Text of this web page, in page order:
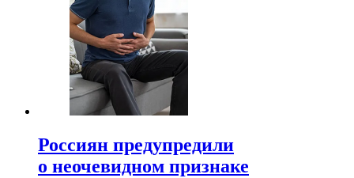
Россиян предупредили
о неочевидном признаке